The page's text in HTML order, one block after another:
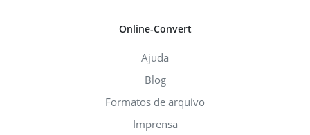
Online-Convert
Ajuda
Blog
Formatos de arquivo
Imprensa